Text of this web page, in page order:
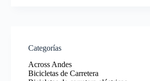
Categorías
Across Andes
Bicicletas de Carretera